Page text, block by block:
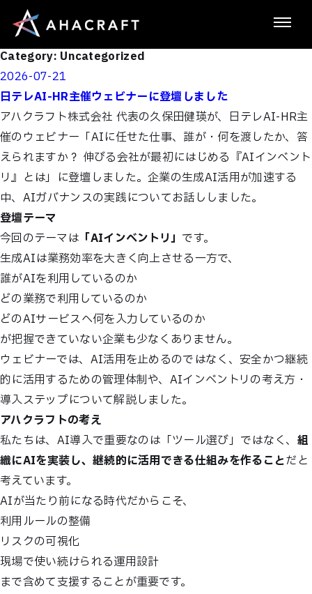
Category: Uncategorized
Posted
on
2026-07-21
日テレAI-HR主催ウェビナーに登壇しました
アハクラフト株式会社 代表の久保田健瑛が、日テレAI-HR主
催のウェビナー「AIに任せた仕事、誰が・何を渡したか、答
えられますか？ 伸びる会社が最初にはじめる『AIインベント
リ』とは」に登壇しました。企業の生成AI活用が加速する
中、AIガバナンスの実践についてお話ししました。
登壇テーマ
今回のテーマは 「AIインベントリ」 です。
生成AIは業務効率を大きく向上させる一方で、
誰がAIを利用しているのか
どの業務で利用しているのか
どのAIサービスへ何を入力しているのか
が把握できていない企業も少なくありません。
ウェビナーでは、AI活用を止めるのではなく、安全かつ継続
的に活用するための管理体制や、AIインベントリの考え方・
導入ステップについて解説しました。
アハクラフトの考え
私たちは、AI導入で重要なのは「ツール選び」ではなく、 組
織にAIを実装し、継続的に活用できる仕組みを作ることだと
考えています。
AIが当たり前になる時代だからこそ、
利用ルールの整備
リスクの可視化
現場で使い続けられる運用設計
まで含めて支援することが重要です。